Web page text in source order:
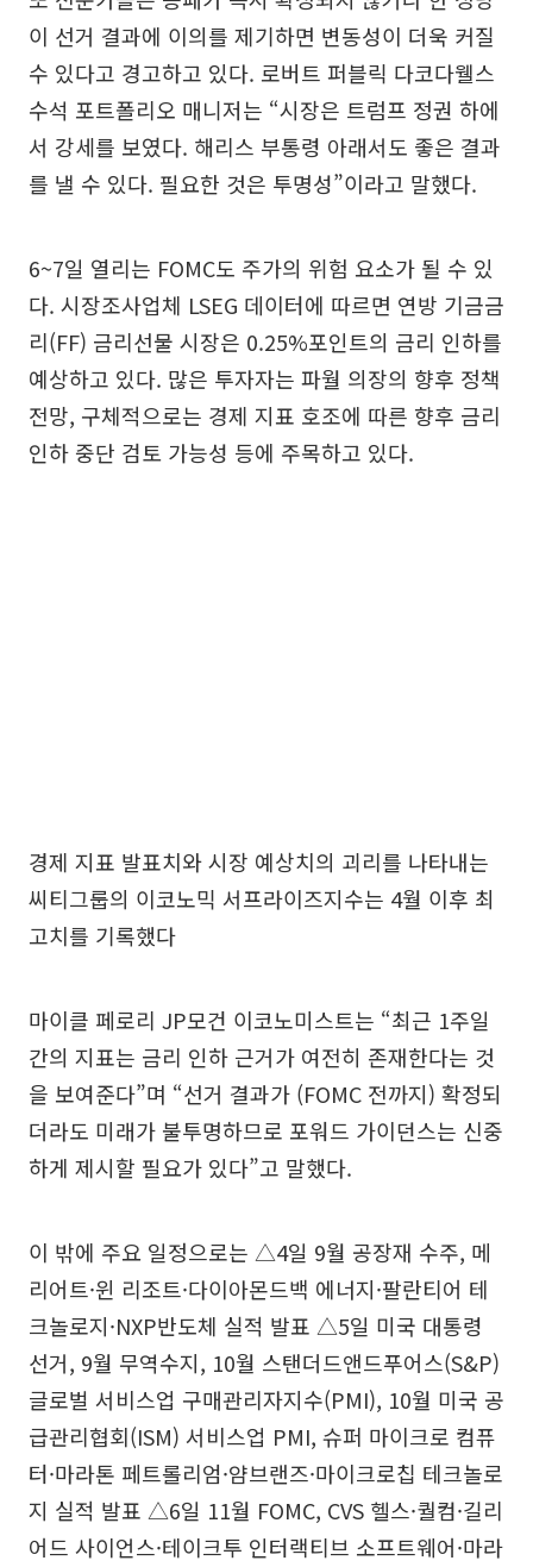
이 선거 결과에 이의를 제기하면 변동성이 더욱 커질
수 있다고 경고하고 있다. 로버트 퍼블릭 다코다웰스
수석 포트폴리오 매니저는 “시장은 트럼프 정권 하에
서 강세를 보였다. 해리스 부통령 아래서도 좋은 결과
를 낼 수 있다. 필요한 것은 투명성”이라고 말했다.
6~7일 열리는 FOMC도 주가의 위험 요소가 될 수 있
다. 시장조사업체 LSEG 데이터에 따르면 연방 기금금
리(FF) 금리선물 시장은 0.25%포인트의 금리 인하를
예상하고 있다. 많은 투자자는 파월 의장의 향후 정책
전망, 구체적으로는 경제 지표 호조에 따른 향후 금리
인하 중단 검토 가능성 등에 주목하고 있다.
경제 지표 발표치와 시장 예상치의 괴리를 나타내는
씨티그룹의 이코노믹 서프라이즈지수는 4월 이후 최
고치를 기록했다
마이클 페로리 JP모건 이코노미스트는 “최근 1주일
간의 지표는 금리 인하 근거가 여전히 존재한다는 것
을 보여준다”며 “선거 결과가 (FOMC 전까지) 확정되
더라도 미래가 불투명하므로 포워드 가이던스는 신중
하게 제시할 필요가 있다”고 말했다.
이 밖에 주요 일정으로는 △4일 9월 공장재 수주, 메
리어트·윈 리조트·다이아몬드백 에너지·팔란티어 테
크놀로지·NXP반도체 실적 발표 △5일 미국 대통령
선거, 9월 무역수지, 10월 스탠더드앤드푸어스(S&P)
글로벌 서비스업 구매관리자지수(PMI), 10월 미국 공
급관리협회(ISM) 서비스업 PMI, 슈퍼 마이크로 컴퓨
터·마라톤 페트롤리엄·얌브랜즈·마이크로칩 테크놀로
지 실적 발표 △6일 11월 FOMC, CVS 헬스·퀄컴·길리
어드 사이언스·테이크투 인터랙티브 소프트웨어·마라